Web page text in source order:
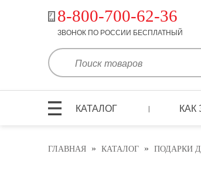
8-800-700-62-36
ЗВОНОК ПО РОССИИ БЕСПЛАТНЫЙ
КАТАЛОГ | КАК
ГЛАВНАЯ » КАТАЛОГ » ПОДАРКИ